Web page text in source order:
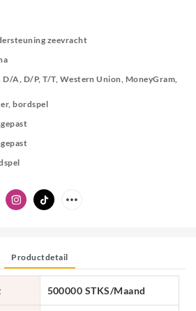
zeevracht
D/A, D/P, T/T, Western Union, MoneyGram,
bordspel
Productdetail
500000 STKS/Maand